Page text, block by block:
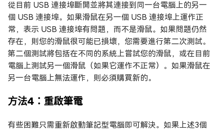
從目前 USB 連接埠斷開並將其連接到同一台電腦上的另一
個 USB 連接埠。如果滑鼠在另一個 USB 連接埠上運作正
常，表示 USB 連接埠有問題，而不是滑鼠。如果問題仍然
存在，則您的滑鼠很可能已損壞，您需要進行第二次測試。
第二個測試將包括在不同的系統上嘗試您的滑鼠，或在目前
電腦上測試另一個滑鼠（如果它運作不正常）。如果滑鼠在
另一台電腦上無法運作，則必須購買新的。
方法4：重啟筆電
有些困難只需重新啟動筆記型電腦即可解決。如果上述3個